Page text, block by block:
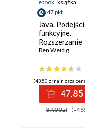
ebook książka
47 pkt
Java.
funkcyjne.
Rozszerzanie
obiektowego
programowania
funkcyjnego
Ben Weidig
(43,50 zł najniższa
47.85
87.00zł (-